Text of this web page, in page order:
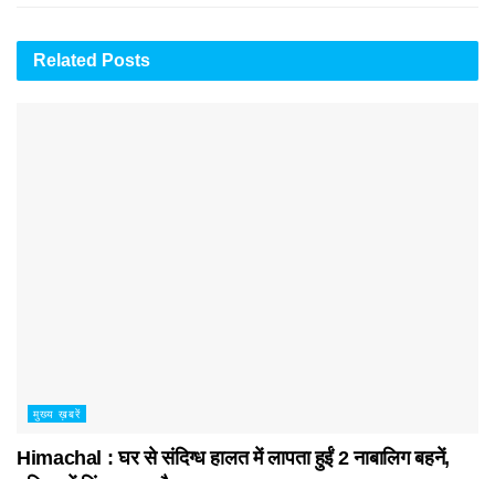
Related Posts
मुख्य ख़बरें
Himachal : घर से संदिग्ध हालत में लापता हुईं 2 नाबालिग बहनें,